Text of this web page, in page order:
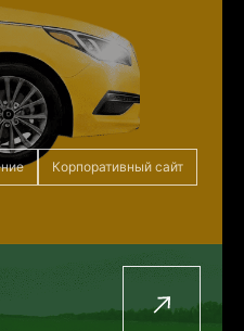
Корпоративный сайт